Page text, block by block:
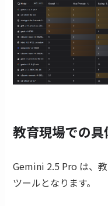
教育現場での
Gemini 2.5 Pro は、
ツールとなります。